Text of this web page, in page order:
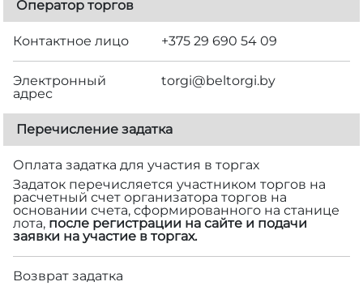
Оператор торгов
Контактное лицо +375 29 690 54 09
Электронный
адрес
torgi@beltorgi.by
Перечисление задатка
Оплата задатка для участия в торгах
Задаток перечисляется участником торгов на
расчетный счет организатора торгов на
основании счета, сформированного на станице
лота, после регистрации на сайте и подачи
заявки на участие в торгах.
Возврат задатка